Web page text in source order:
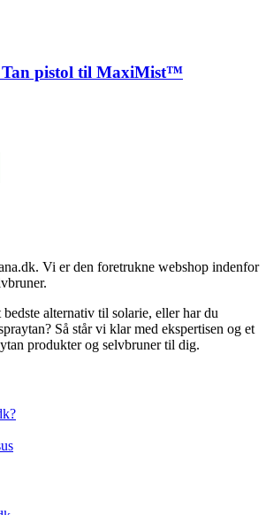
Tan pistol til MaxiMist™
Vi er den foretrukne webshop indenfor
alternativ til solarie, eller har du
Så står vi klar med ekspertisen og et
produkter og selvbruner til dig.